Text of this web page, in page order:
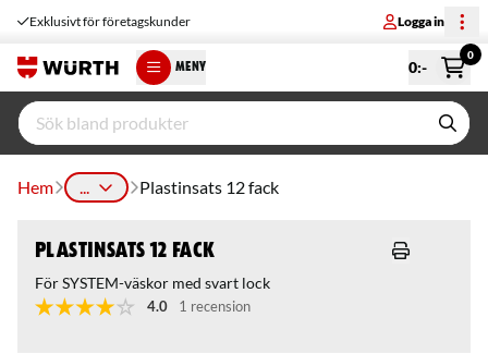
Exklusivt för företagskunder Logga in
MENY 0:-
0
Hem ... Plastinsats 12 fack
Plastinsats 12 fack
För SYSTEM-väskor med svart lock
4.0 1 recension